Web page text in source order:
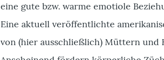
eine gute bzw. warme emotiole
Eine aktuell veröffentlichte
von (hier ausschließlich) Müttern und